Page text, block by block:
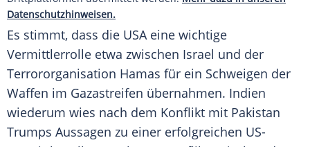
Datenschutzhinweisen.
Es stimmt, dass die USA eine wichtige
Vermittlerrolle etwa zwischen Israel und der
Terrororganisation Hamas für ein Schweigen der
Waffen im Gazastreifen übernahmen. Indien
wiederum wies nach dem Konflikt mit Pakistan
Trumps Aussagen zu einer erfolgreichen US-